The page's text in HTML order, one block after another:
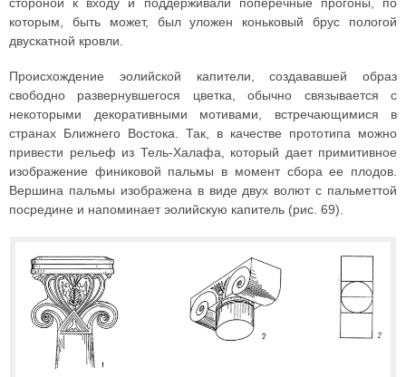
которым, быть может, был уложен коньковый брус пологой
двускатной кровли.
Происхождение эолийской капители, создававшей образ
свободно развернувшегося цветка, обычно связывается с
некоторыми декоративными мотивами, встречающимися в
странах Ближнего Востока. Так, в качестве прототипа можно
привести рельеф из Тель-Халафа, который дает примитивное
изображение финиковой пальмы в момент сбора ее плодов.
Вершина пальмы изображена в виде двух волют с пальметтой
посредине и напоминает эолийскую капитель (рис. 69).